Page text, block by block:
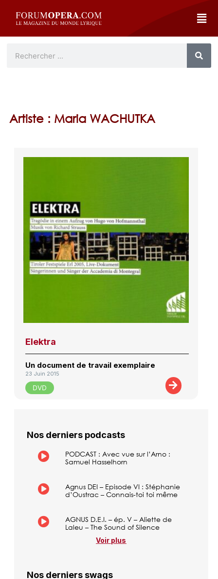
Artiste : Maria WACHUTKA
Elektra
Un document de travail exemplaire
23 Juin 2015
DVD
Nos derniers podcasts
PODCAST : Avec vue sur l’Arno :
Samuel Hasselhorn
Agnus DEI – Episode VI : Stéphanie
d’Oustrac – Connais-toi toi même
AGNUS D.E.I. – ép. V – Aliette de
Laleu – The Sound of Silence
Voir plus
Nos derniers swags